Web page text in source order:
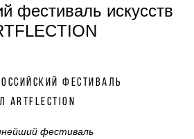
фестиваль искусств
фестиваль
фестиваль